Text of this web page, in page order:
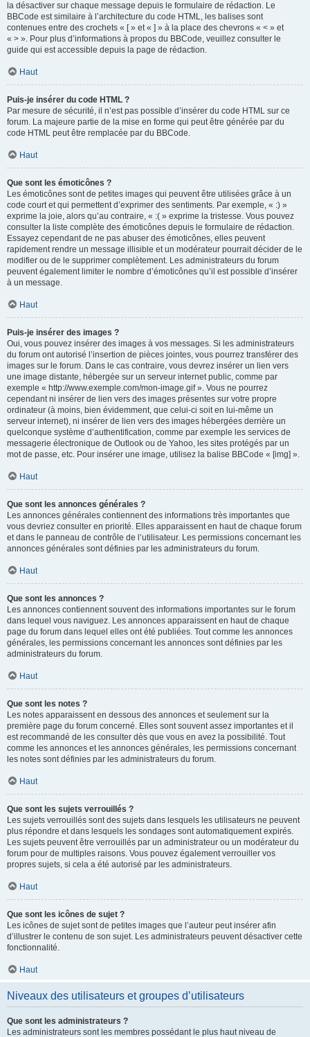
la désactiver sur chaque message depuis le formulaire de rédaction. Le
BBCode est similaire à l’architecture du code HTML, les balises sont
contenues entre des crochets « [ » et « ] » à la place des chevrons « < » et
« > ». Pour plus d’informations à propos du BBCode, veuillez consulter le
guide qui est accessible depuis la page de rédaction.
Haut
Puis-je insérer du code HTML ?
Par mesure de sécurité, il n’est pas possible d’insérer du code HTML sur ce
forum. La majeure partie de la mise en forme qui peut être générée par du
code HTML peut être remplacée par du BBCode.
Haut
Que sont les émoticônes ?
Les émoticônes sont de petites images qui peuvent être utilisées grâce à un
code court et qui permettent d’exprimer des sentiments. Par exemple, « :) »
exprime la joie, alors qu’au contraire, « :( » exprime la tristesse. Vous pouvez
consulter la liste complète des émoticônes depuis le formulaire de rédaction.
Essayez cependant de ne pas abuser des émoticônes, elles peuvent
rapidement rendre un message illisible et un modérateur pourrait décider de le
modifier ou de le supprimer complètement. Les administrateurs du forum
peuvent également limiter le nombre d’émoticônes qu’il est possible d’insérer
à un message.
Haut
Puis-je insérer des images ?
Oui, vous pouvez insérer des images à vos messages. Si les administrateurs
du forum ont autorisé l’insertion de pièces jointes, vous pourrez transférer des
images sur le forum. Dans le cas contraire, vous devrez insérer un lien vers
une image distante, hébergée sur un serveur internet public, comme par
exemple « http://www.exemple.com/mon-image.gif ». Vous ne pourrez
cependant ni insérer de lien vers des images présentes sur votre propre
ordinateur (à moins, bien évidemment, que celui-ci soit en lui-même un
serveur internet), ni insérer de lien vers des images hébergées derrière un
quelconque système d’authentification, comme par exemple les services de
messagerie électronique de Outlook ou de Yahoo, les sites protégés par un
mot de passe, etc. Pour insérer une image, utilisez la balise BBCode « [img] ».
Haut
Que sont les annonces générales ?
Les annonces générales contiennent des informations très importantes que
vous devriez consulter en priorité. Elles apparaissent en haut de chaque forum
et dans le panneau de contrôle de l’utilisateur. Les permissions concernant les
annonces générales sont définies par les administrateurs du forum.
Haut
Que sont les annonces ?
Les annonces contiennent souvent des informations importantes sur le forum
dans lequel vous naviguez. Les annonces apparaissent en haut de chaque
page du forum dans lequel elles ont été publiées. Tout comme les annonces
générales, les permissions concernant les annonces sont définies par les
administrateurs du forum.
Haut
Que sont les notes ?
Les notes apparaissent en dessous des annonces et seulement sur la
première page du forum concerné. Elles sont souvent assez importantes et il
est recommandé de les consulter dès que vous en avez la possibilité. Tout
comme les annonces et les annonces générales, les permissions concernant
les notes sont définies par les administrateurs du forum.
Haut
Que sont les sujets verrouillés ?
Les sujets verrouillés sont des sujets dans lesquels les utilisateurs ne peuvent
plus répondre et dans lesquels les sondages sont automatiquement expirés.
Les sujets peuvent être verrouillés par un administrateur ou un modérateur du
forum pour de multiples raisons. Vous pouvez également verrouiller vos
propres sujets, si cela a été autorisé par les administrateurs.
Haut
Que sont les icônes de sujet ?
Les icônes de sujet sont de petites images que l’auteur peut insérer afin
d’illustrer le contenu de son sujet. Les administrateurs peuvent désactiver cette
fonctionnalité.
Haut
Niveaux des utilisateurs et groupes d’utilisateurs
Que sont les administrateurs ?
Les administrateurs sont les membres possédant le plus haut niveau de